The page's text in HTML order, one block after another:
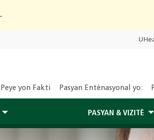
.
Peye yon Fakti Pasyan Entènasyonal yo:
PASYAN & VIZITÈ